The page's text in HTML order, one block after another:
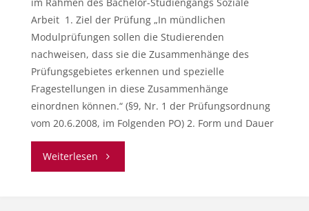
Arbeit 1. Ziel der Prüfung „In mündlichen
Modulprüfungen sollen die Studierenden
nachweisen, dass sie die Zusammenhänge des
Prüfungsgebietes erkennen und spezielle
Fragestellungen in diese Zusammenhänge
einordnen können.“ (§9, Nr. 1 der Prüfungsordnung
vom 20.6.2008, im Folgenden PO) 2. Form und Dauer
Weiterlesen "Informationen